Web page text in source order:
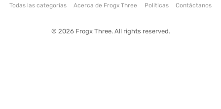
Todas las categorías Acerca de Frogx Three Politicas Contáctanos
© 2026 Frogx Three. All rights reserved.